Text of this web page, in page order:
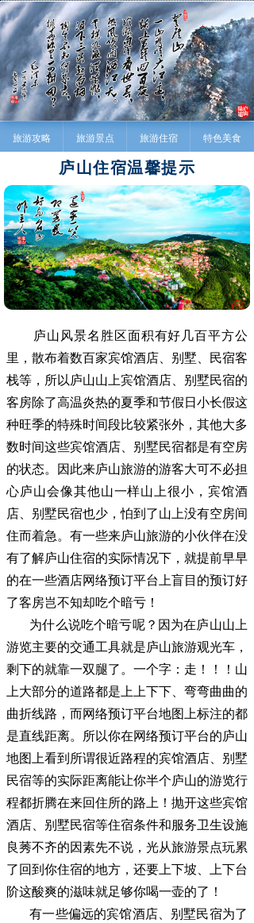
旅游攻略 旅游景点 旅游住宿 特色美食
庐山住宿温馨提示
庐山风景名胜区面积有好几百平方公
里，散布着数百家宾馆酒店、别墅、民宿客
栈等，所以庐山山上宾馆酒店、别墅民宿的
客房除了高温炎热的夏季和节假日小长假这
种旺季的特殊时间段比较紧张外，其他大多
数时间这些宾馆酒店、别墅民宿都是有空房
的状态。因此来庐山旅游的游客大可不必担
心庐山会像其他山一样山上很小，宾馆酒
店、别墅民宿也少，怕到了山上没有空房间
住而着急。有一些来庐山旅游的小伙伴在没
有了解庐山住宿的实际情况下，就提前早早
的在一些酒店网络预订平台上盲目的预订好
了客房岂不知却吃个暗亏！
为什么说吃个暗亏呢？因为在庐山山上
游览主要的交通工具就是庐山旅游观光车，
剩下的就靠一双腿了。一个字：走！！！山
上大部分的道路都是上上下下、弯弯曲曲的
曲折线路，而网络预订平台地图上标注的都
是直线距离。所以你在网络预订平台的庐山
地图上看到所谓很近路程的宾馆酒店、别墅
民宿等的实际距离能让你半个庐山的游览行
程都折腾在来回住所的路上！抛开这些宾馆
酒店、别墅民宿等住宿条件和服务卫生设施
良莠不齐的因素先不说，光从旅游景点玩累
了回到你住宿的地方，还要上下坡、上下台
阶这酸爽的滋味就足够你喝一壶的了！
有一些偏远的宾馆酒店、别墅民宿为了